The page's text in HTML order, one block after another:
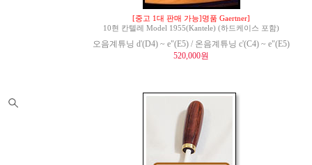
[중고 1대 판매 가능]명품 Gaertner]
10현 칸텔레 Model 1955(Kantele) (하드케이스 포함)
오음계튜닝 d'(D4) ~ e"(E5) / 온음계튜닝 c'(C4) ~ e"(E5)
520,000원